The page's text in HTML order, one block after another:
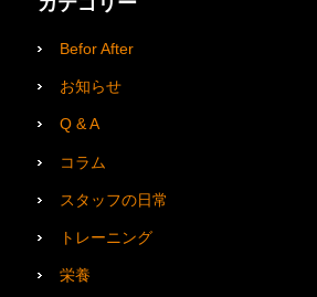
Befor After
お知らせ
Q & A
コラム
スタッフの日常
トレーニング
栄養